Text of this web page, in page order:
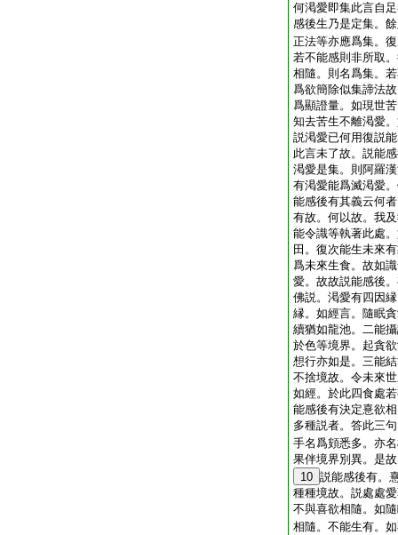
何渇愛即集此言自
感後生乃是定集。
正法等亦應爲集。
若不能感則非所取
相隨。則名爲集。
爲欲簡除似集諦法
爲顯證量。如現世
知去苦生不離渇愛
説渇愛已何用復説
此言未了故。説能
渇愛是集。則阿羅
有渇愛能爲滅渇愛
能感後有其義云何
有故。何以故。我
能令識等執著此處
田。復次能生未來
爲未來生食。故如
愛。故故説能感後
佛説。渇愛有四因
縁。如經言。隨眠
續猶如龍池。二能
於色等境界。起貪
想行亦如是。三能
不捨境故。令未來
如經。於此四食處
能感後有決定憙欲
多種説者。答此三
手名爲頞悉多。亦
果伴境界別異。是
10 説能感後有。
種種境故。説處處
不與喜欲相隨。如
相隨。不能生有。